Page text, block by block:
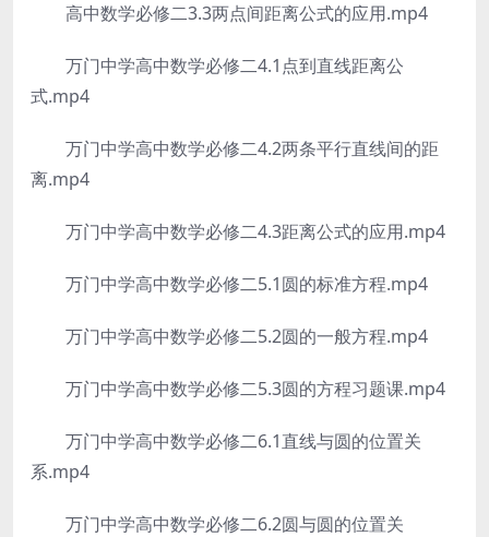
高中数学必修二3.3两点间距离公式的应用.mp4
万门中学高中数学必修二4.1点到直线距离公
式.mp4
万门中学高中数学必修二4.2两条平行直线间的距
离.mp4
万门中学高中数学必修二4.3距离公式的应用.mp4
万门中学高中数学必修二5.1圆的标准方程.mp4
万门中学高中数学必修二5.2圆的一般方程.mp4
万门中学高中数学必修二5.3圆的方程习题课.mp4
万门中学高中数学必修二6.1直线与圆的位置关
系.mp4
万门中学高中数学必修二6.2圆与圆的位置关